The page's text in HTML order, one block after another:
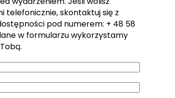
telefonicznie, skontaktuj się z
pod numerem: + 48 58
w formularzu wykorzystamy